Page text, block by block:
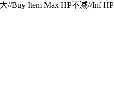
Buy Item Max HP不减//Inf